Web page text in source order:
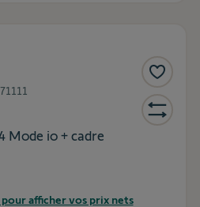
Mode io + cadre
afficher vos prix nets